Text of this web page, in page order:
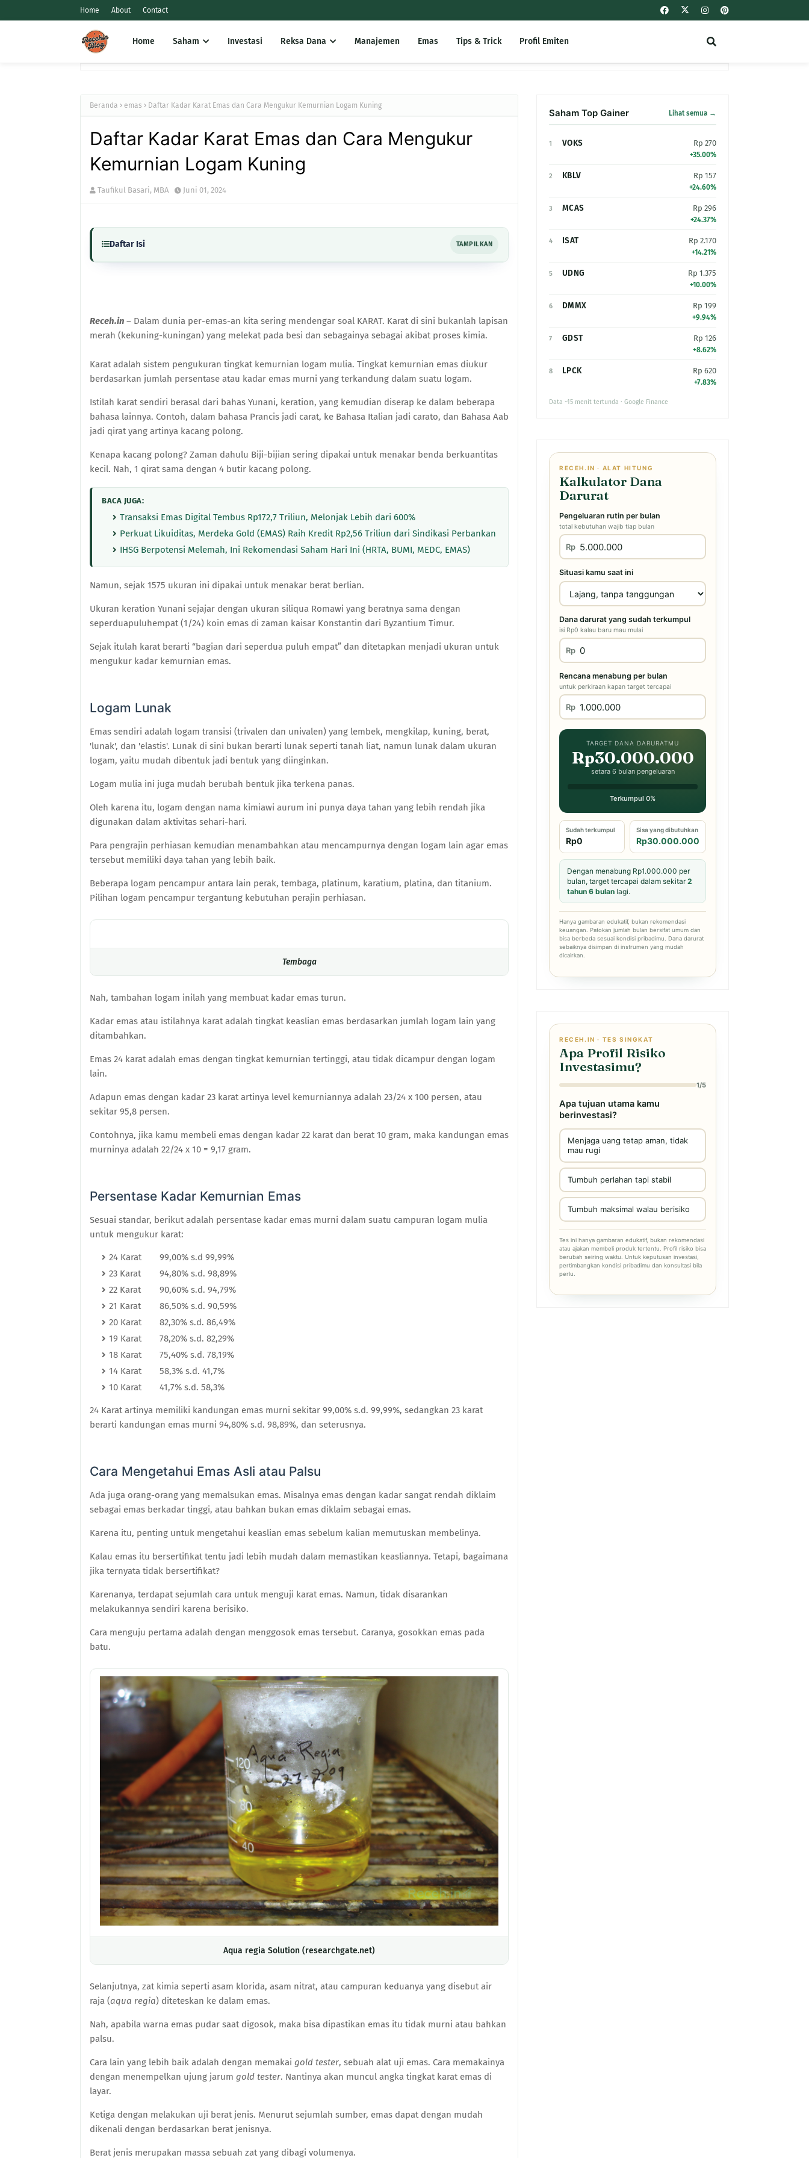
Home About Contact
Home Saham Investasi Reksa Dana Manajemen Emas Tips & Trick Profil Emiten
Beranda emas Daftar Kadar Karat Emas dan Cara Mengukur Kemurnian Logam Kuning
Daftar Kadar Karat Emas dan Cara Mengukur
Kemurnian Logam Kuning
Taufikul Basari, MBA Juni 01, 2024
Daftar Isi TAMPILKAN
Receh.in – Dalam dunia per-emas-an kita sering mendengar soal KARAT. Karat di sini bukanlah lapisan
merah (kekuning-kuningan) yang melekat pada besi dan sebagainya sebagai akibat proses kimia.
Karat adalah sistem pengukuran tingkat kemurnian logam mulia. Tingkat kemurnian emas diukur
berdasarkan jumlah persentase atau kadar emas murni yang terkandung dalam suatu logam.
Istilah karat sendiri berasal dari bahas Yunani, keration, yang kemudian diserap ke dalam beberapa
bahasa lainnya. Contoh, dalam bahasa Prancis jadi carat, ke Bahasa Italian jadi carato, dan Bahasa Aab
jadi qirat yang artinya kacang polong.
Kenapa kacang polong? Zaman dahulu Biji-bijian sering dipakai untuk menakar benda berkuantitas
kecil. Nah, 1 qirat sama dengan 4 butir kacang polong.
BACA JUGA:
Transaksi Emas Digital Tembus Rp172,7 Triliun, Melonjak Lebih dari 600%
Perkuat Likuiditas, Merdeka Gold (EMAS) Raih Kredit Rp2,56 Triliun dari Sindikasi Perbankan
IHSG Berpotensi Melemah, Ini Rekomendasi Saham Hari Ini (HRTA, BUMI, MEDC, EMAS)
Namun, sejak 1575 ukuran ini dipakai untuk menakar berat berlian.
Ukuran keration Yunani sejajar dengan ukuran siliqua Romawi yang beratnya sama dengan
seperduapuluhempat (1/24) koin emas di zaman kaisar Konstantin dari Byzantium Timur.
Sejak itulah karat berarti “bagian dari seperdua puluh empat” dan ditetapkan menjadi ukuran untuk
mengukur kadar kemurnian emas.
Logam Lunak
Emas sendiri adalah logam transisi (trivalen dan univalen) yang lembek, mengkilap, kuning, berat,
'lunak', dan 'elastis'. Lunak di sini bukan berarti lunak seperti tanah liat, namun lunak dalam ukuran
logam, yaitu mudah dibentuk jadi bentuk yang diinginkan.
Logam mulia ini juga mudah berubah bentuk jika terkena panas.
Oleh karena itu, logam dengan nama kimiawi aurum ini punya daya tahan yang lebih rendah jika
digunakan dalam aktivitas sehari-hari.
Para pengrajin perhiasan kemudian menambahkan atau mencampurnya dengan logam lain agar emas
tersebut memiliki daya tahan yang lebih baik.
Beberapa logam pencampur antara lain perak, tembaga, platinum, karatium, platina, dan titanium.
Pilihan logam pencampur tergantung kebutuhan perajin perhiasan.
Tembaga
Nah, tambahan logam inilah yang membuat kadar emas turun.
Kadar emas atau istilahnya karat adalah tingkat keaslian emas berdasarkan jumlah logam lain yang
ditambahkan.
Emas 24 karat adalah emas dengan tingkat kemurnian tertinggi, atau tidak dicampur dengan logam
lain.
Adapun emas dengan kadar 23 karat artinya level kemurniannya adalah 23/24 x 100 persen, atau
sekitar 95,8 persen.
Contohnya, jika kamu membeli emas dengan kadar 22 karat dan berat 10 gram, maka kandungan emas
murninya adalah 22/24 x 10 = 9,17 gram.
Persentase Kadar Kemurnian Emas
Sesuai standar, berikut adalah persentase kadar emas murni dalam suatu campuran logam mulia
untuk mengukur karat:
24 Karat
99,00% s.d 99,99%
23 Karat
94,80% s.d. 98,89%
22 Karat
90,60% s.d. 94,79%
21 Karat
86,50% s.d. 90,59%
20 Karat
82,30% s.d. 86,49%
19 Karat
78,20% s.d. 82,29%
18 Karat
75,40% s.d. 78,19%
14 Karat
58,3% s.d. 41,7%
10 Karat
41,7% s.d. 58,3%
24 Karat artinya memiliki kandungan emas murni sekitar 99,00% s.d. 99,99%, sedangkan 23 karat
berarti kandungan emas murni 94,80% s.d. 98,89%, dan seterusnya.
Cara Mengetahui Emas Asli atau Palsu
Ada juga orang-orang yang memalsukan emas. Misalnya emas dengan kadar sangat rendah diklaim
sebagai emas berkadar tinggi, atau bahkan bukan emas diklaim sebagai emas.
Karena itu, penting untuk mengetahui keaslian emas sebelum kalian memutuskan membelinya.
Kalau emas itu bersertifikat tentu jadi lebih mudah dalam memastikan keasliannya. Tetapi, bagaimana
jika ternyata tidak bersertifikat?
Karenanya, terdapat sejumlah cara untuk menguji karat emas. Namun, tidak disarankan
melakukannya sendiri karena berisiko.
Cara menguju pertama adalah dengan menggosok emas tersebut. Caranya, gosokkan emas pada
batu.
Aqua regia Solution (researchgate.net)
Selanjutnya, zat kimia seperti asam klorida, asam nitrat, atau campuran keduanya yang disebut air
raja (aqua regia) diteteskan ke dalam emas.
Nah, apabila warna emas pudar saat digosok, maka bisa dipastikan emas itu tidak murni atau bahkan
palsu.
Cara lain yang lebih baik adalah dengan memakai gold tester, sebuah alat uji emas. Cara memakainya
dengan menempelkan ujung jarum gold tester. Nantinya akan muncul angka tingkat karat emas di
layar.
Ketiga dengan melakukan uji berat jenis. Menurut sejumlah sumber, emas dapat dengan mudah
dikenali dengan berdasarkan berat jenisnya.
Berat jenis merupakan massa sebuah zat yang dibagi volumenya.
Saham Top Gainer Lihat semua →
1 VOKS Rp 270
+35.00%
2 KBLV Rp 157
+24.60%
3 MCAS Rp 296
+24.37%
4 ISAT Rp 2.170
+14.21%
5 UDNG Rp 1.375
+10.00%
6 DMMX Rp 199
+9.94%
7 GDST Rp 126
+8.62%
8 LPCK Rp 620
+7.83%
Data ~15 menit tertunda · Google Finance
RECEH.IN · ALAT HITUNG
Kalkulator Dana
Darurat
Pengeluaran rutin per bulan
total kebutuhan wajib tiap bulan
Rp
Situasi kamu saat ini
Dana darurat yang sudah terkumpul
isi Rp0 kalau baru mau mulai
Rp
Rencana menabung per bulan
untuk perkiraan kapan target tercapai
Rp
TARGET DANA DARURATMU
Rp30.000.000
setara 6 bulan pengeluaran
Terkumpul 0%
Sudah terkumpul
Rp0
Sisa yang dibutuhkan
Rp30.000.000
Dengan menabung Rp1.000.000 per
bulan, target tercapai dalam sekitar2
tahun 6 bulan lagi.
Hanya gambaran edukatif, bukan rekomendasi
keuangan. Patokan jumlah bulan bersifat umum dan
bisa berbeda sesuai kondisi pribadimu. Dana darurat
sebaiknya disimpan di instrumen yang mudah
dicairkan.
RECEH.IN · TES SINGKAT
Apa Profil Risiko
Investasimu?
1/5
Apa tujuan utama kamu
berinvestasi?
Menjaga uang tetap aman, tidak
mau rugi
Tumbuh perlahan tapi stabil
Tumbuh maksimal walau berisiko
Tes ini hanya gambaran edukatif, bukan rekomendasi
atau ajakan membeli produk tertentu. Profil risiko bisa
berubah seiring waktu. Untuk keputusan investasi,
pertimbangkan kondisi pribadimu dan konsultasi bila
perlu.